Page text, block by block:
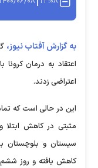
به گزارش آفتاب نیوز،
اعتقاد به درمان
اعتراضی زدند.
این در حالی است که
مثبتی در کاهش ابتلا
سیستان و بلوچستان
کاهش یافته و روز ششم